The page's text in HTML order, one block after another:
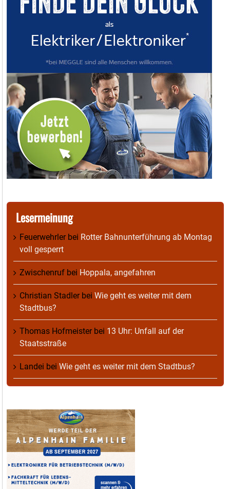
Lesermeinung
Feuerwehrlerbei Rotter Bahnunterführung ab Montag
voll gesperrt
Zwischenruf bei Hoppala, angefahren
Christian Stadlerbei Wie geht es weiter mit dem
Stadtbus?
Thomas Hofmeisterbei 13 Uhr: Unfall auf der
Staatsstraße
Landei bei Wie geht es weiter mit dem Stadtbus?